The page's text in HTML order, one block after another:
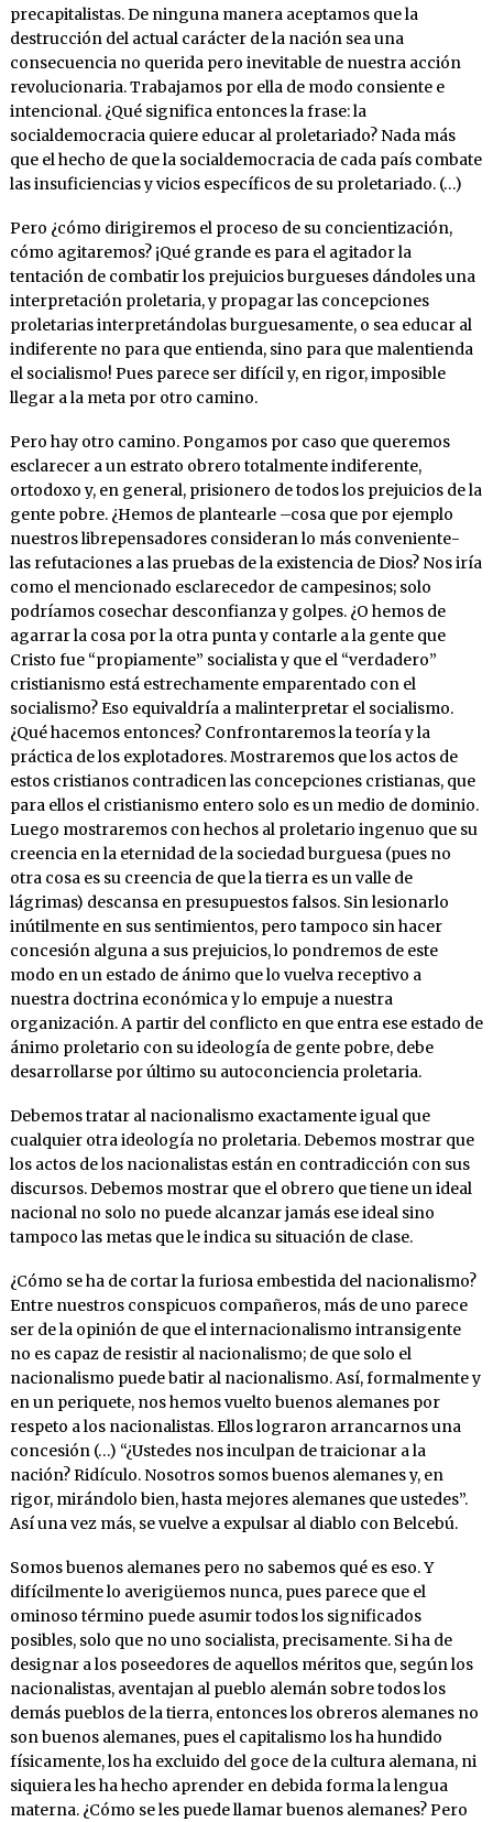
precapitalistas. De ninguna manera aceptamos que la
destrucción del actual carácter de la nación sea una
consecuencia no querida pero inevitable de nuestra acción
revolucionaria. Trabajamos por ella de modo consiente e
intencional. ¿Qué significa entonces la frase: la
socialdemocracia quiere educar al proletariado? Nada más
que el hecho de que la socialdemocracia de cada país combate
las insuficiencias y vicios específicos de su proletariado. (…)
Pero ¿cómo dirigiremos el proceso de su concientización,
cómo agitaremos? ¡Qué grande es para el agitador la
tentación de combatir los prejuicios burgueses dándoles una
interpretación proletaria, y propagar las concepciones
proletarias interpretándolas burguesamente, o sea educar al
indiferente no para que entienda, sino para que malentienda
el socialismo! Pues parece ser difícil y, en rigor, imposible
llegar a la meta por otro camino.
Pero hay otro camino. Pongamos por caso que queremos
esclarecer a un estrato obrero totalmente indiferente,
ortodoxo y, en general, prisionero de todos los prejuicios de la
gente pobre. ¿Hemos de plantearle –cosa que por ejemplo
nuestros librepensadores consideran lo más conveniente-
las refutaciones a las pruebas de la existencia de Dios? Nos iría
como el mencionado esclarecedor de campesinos; solo
podríamos cosechar desconfianza y golpes. ¿O hemos de
agarrar la cosa por la otra punta y contarle a la gente que
Cristo fue “propiamente” socialista y que el “verdadero”
cristianismo está estrechamente emparentado con el
socialismo? Eso equivaldría a malinterpretar el socialismo.
¿Qué hacemos entonces? Confrontaremos la teoría y la
práctica de los explotadores. Mostraremos que los actos de
estos cristianos contradicen las concepciones cristianas, que
para ellos el cristianismo entero solo es un medio de dominio.
Luego mostraremos con hechos al proletario ingenuo que su
creencia en la eternidad de la sociedad burguesa (pues no
otra cosa es su creencia de que la tierra es un valle de
lágrimas) descansa en presupuestos falsos. Sin lesionarlo
inútilmente en sus sentimientos, pero tampoco sin hacer
concesión alguna a sus prejuicios, lo pondremos de este
modo en un estado de ánimo que lo vuelva receptivo a
nuestra doctrina económica y lo empuje a nuestra
organización. A partir del conflicto en que entra ese estado de
ánimo proletario con su ideología de gente pobre, debe
desarrollarse por último su autoconciencia proletaria.
Debemos tratar al nacionalismo exactamente igual que
cualquier otra ideología no proletaria. Debemos mostrar que
los actos de los nacionalistas están en contradicción con sus
discursos. Debemos mostrar que el obrero que tiene un ideal
nacional no solo no puede alcanzar jamás ese ideal sino
tampoco las metas que le indica su situación de clase.
¿Cómo se ha de cortar la furiosa embestida del nacionalismo?
Entre nuestros conspicuos compañeros, más de uno parece
ser de la opinión de que el internacionalismo intransigente
no es capaz de resistir al nacionalismo; de que solo el
nacionalismo puede batir al nacionalismo. Así, formalmente y
en un periquete, nos hemos vuelto buenos alemanes por
respeto a los nacionalistas. Ellos lograron arrancarnos una
concesión (…) “¿Ustedes nos inculpan de traicionar a la
nación? Ridículo. Nosotros somos buenos alemanes y, en
rigor, mirándolo bien, hasta mejores alemanes que ustedes”.
Así una vez más, se vuelve a expulsar al diablo con Belcebú.
Somos buenos alemanes pero no sabemos qué es eso. Y
difícilmente lo averigüemos nunca, pues parece que el
ominoso término puede asumir todos los significados
posibles, solo que no uno socialista, precisamente. Si ha de
designar a los poseedores de aquellos méritos que, según los
nacionalistas, aventajan al pueblo alemán sobre todos los
demás pueblos de la tierra, entonces los obreros alemanes no
son buenos alemanes, pues el capitalismo los ha hundido
físicamente, los ha excluido del goce de la cultura alemana, ni
siquiera les ha hecho aprender en debida forma la lengua
materna. ¿Cómo se les puede llamar buenos alemanes? Pero